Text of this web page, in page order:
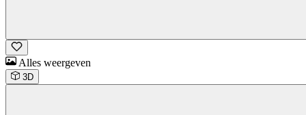
Alles weergeven
3D